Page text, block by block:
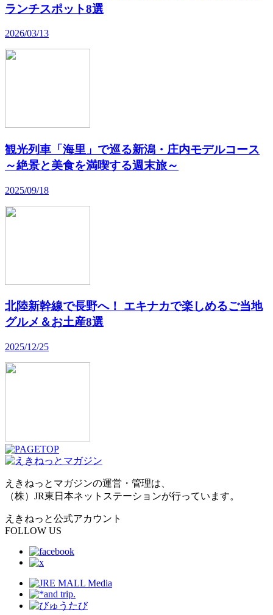
ランチスポット8選
2026/03/13
観光列車「海里」で巡る新潟・庄内モデルコース
～絶景と美食を満喫する週末旅～
2025/09/18
北陸新幹線で長野へ！ エキナカで楽しめるご当地
グルメ＆お土産8選
2025/12/25
えきねっとマガジンの運営・管理は、
（株）JR東日本ネットステーションが行っています。
えきねっと公式アカウント
FOLLOW US